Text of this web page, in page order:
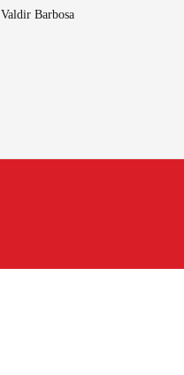
Valdir Barbosa